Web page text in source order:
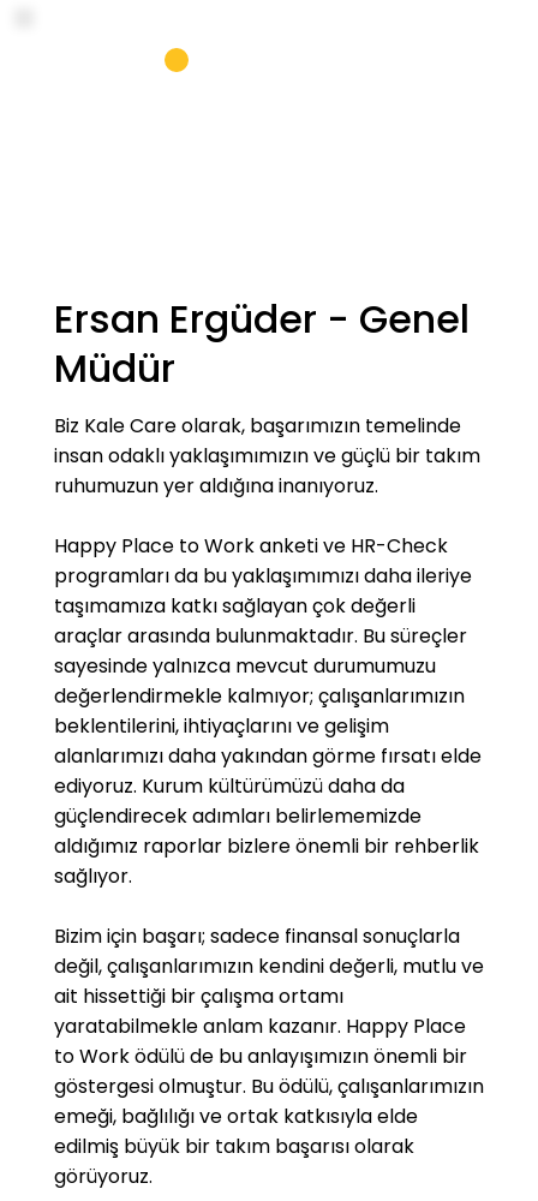
Ersan Ergüder - Genel
Müdür
Biz Kale Care olarak, başarımızın temelinde
insan odaklı yaklaşımımızın ve güçlü bir takım
ruhumuzun yer aldığına inanıyoruz.
Happy Place to Work anketi ve HR-Check
programları da bu yaklaşımımızı daha ileriye
taşımamıza katkı sağlayan çok değerli
araçlar arasında bulunmaktadır. Bu süreçler
sayesinde yalnızca mevcut durumumuzu
değerlendirmekle kalmıyor; çalışanlarımızın
beklentilerini, ihtiyaçlarını ve gelişim
alanlarımızı daha yakından görme fırsatı elde
ediyoruz. Kurum kültürümüzü daha da
güçlendirecek adımları belirlememizde
aldığımız raporlar bizlere önemli bir rehberlik
sağlıyor.
Bizim için başarı; sadece finansal sonuçlarla
değil, çalışanlarımızın kendini değerli, mutlu ve
ait hissettiği bir çalışma ortamı
yaratabilmekle anlam kazanır. Happy Place
to Work ödülü de bu anlayışımızın önemli bir
göstergesi olmuştur. Bu ödülü, çalışanlarımızın
emeği, bağlılığı ve ortak katkısıyla elde
edilmiş büyük bir takım başarısı olarak
görüyoruz.